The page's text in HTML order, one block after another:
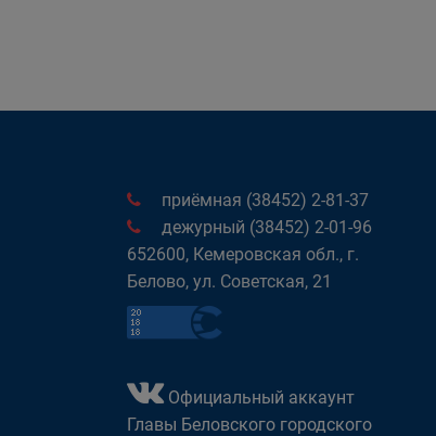
приёмная (38452) 2-81-37
дежурный (38452) 2-01-96
652600, Кемеровская обл., г.
Белово, ул. Советская, 21
Официальный аккаунт
Главы Беловского городского